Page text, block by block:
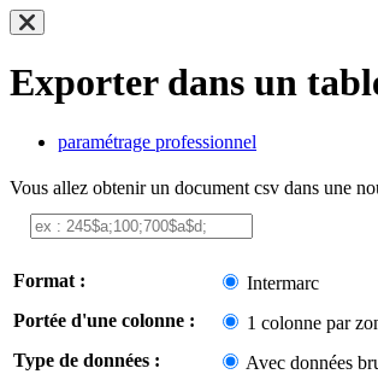
Exporter dans un
paramétrage professionnel
Vous allez obtenir un document csv dans une
Format : Intermarc
Portée d'une colonne :
1 colonne par
Type de données :
Avec données